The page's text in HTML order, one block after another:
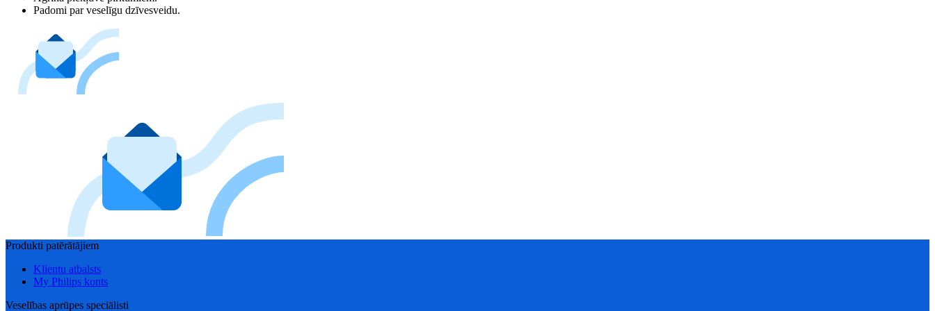
Padomi par veselīgu dzīvesveidu.
Produkti patērātājiem
Klientu atbalsts
My Philips konts
Veselības aprūpes speciālisti